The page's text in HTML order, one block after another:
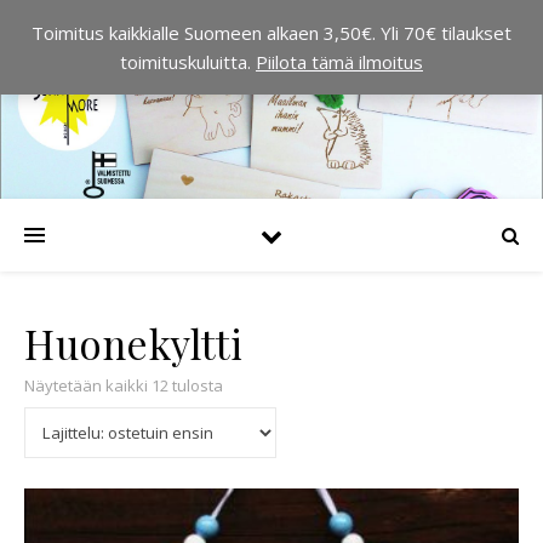
Huonekyltti
Näytetään kaikki 12 tulosta
Toimitus kaikkialle Suomeen alkaen 3,50€. Yli 70€ tilaukset
toimituskuluitta. Piilota tämä ilmoitus